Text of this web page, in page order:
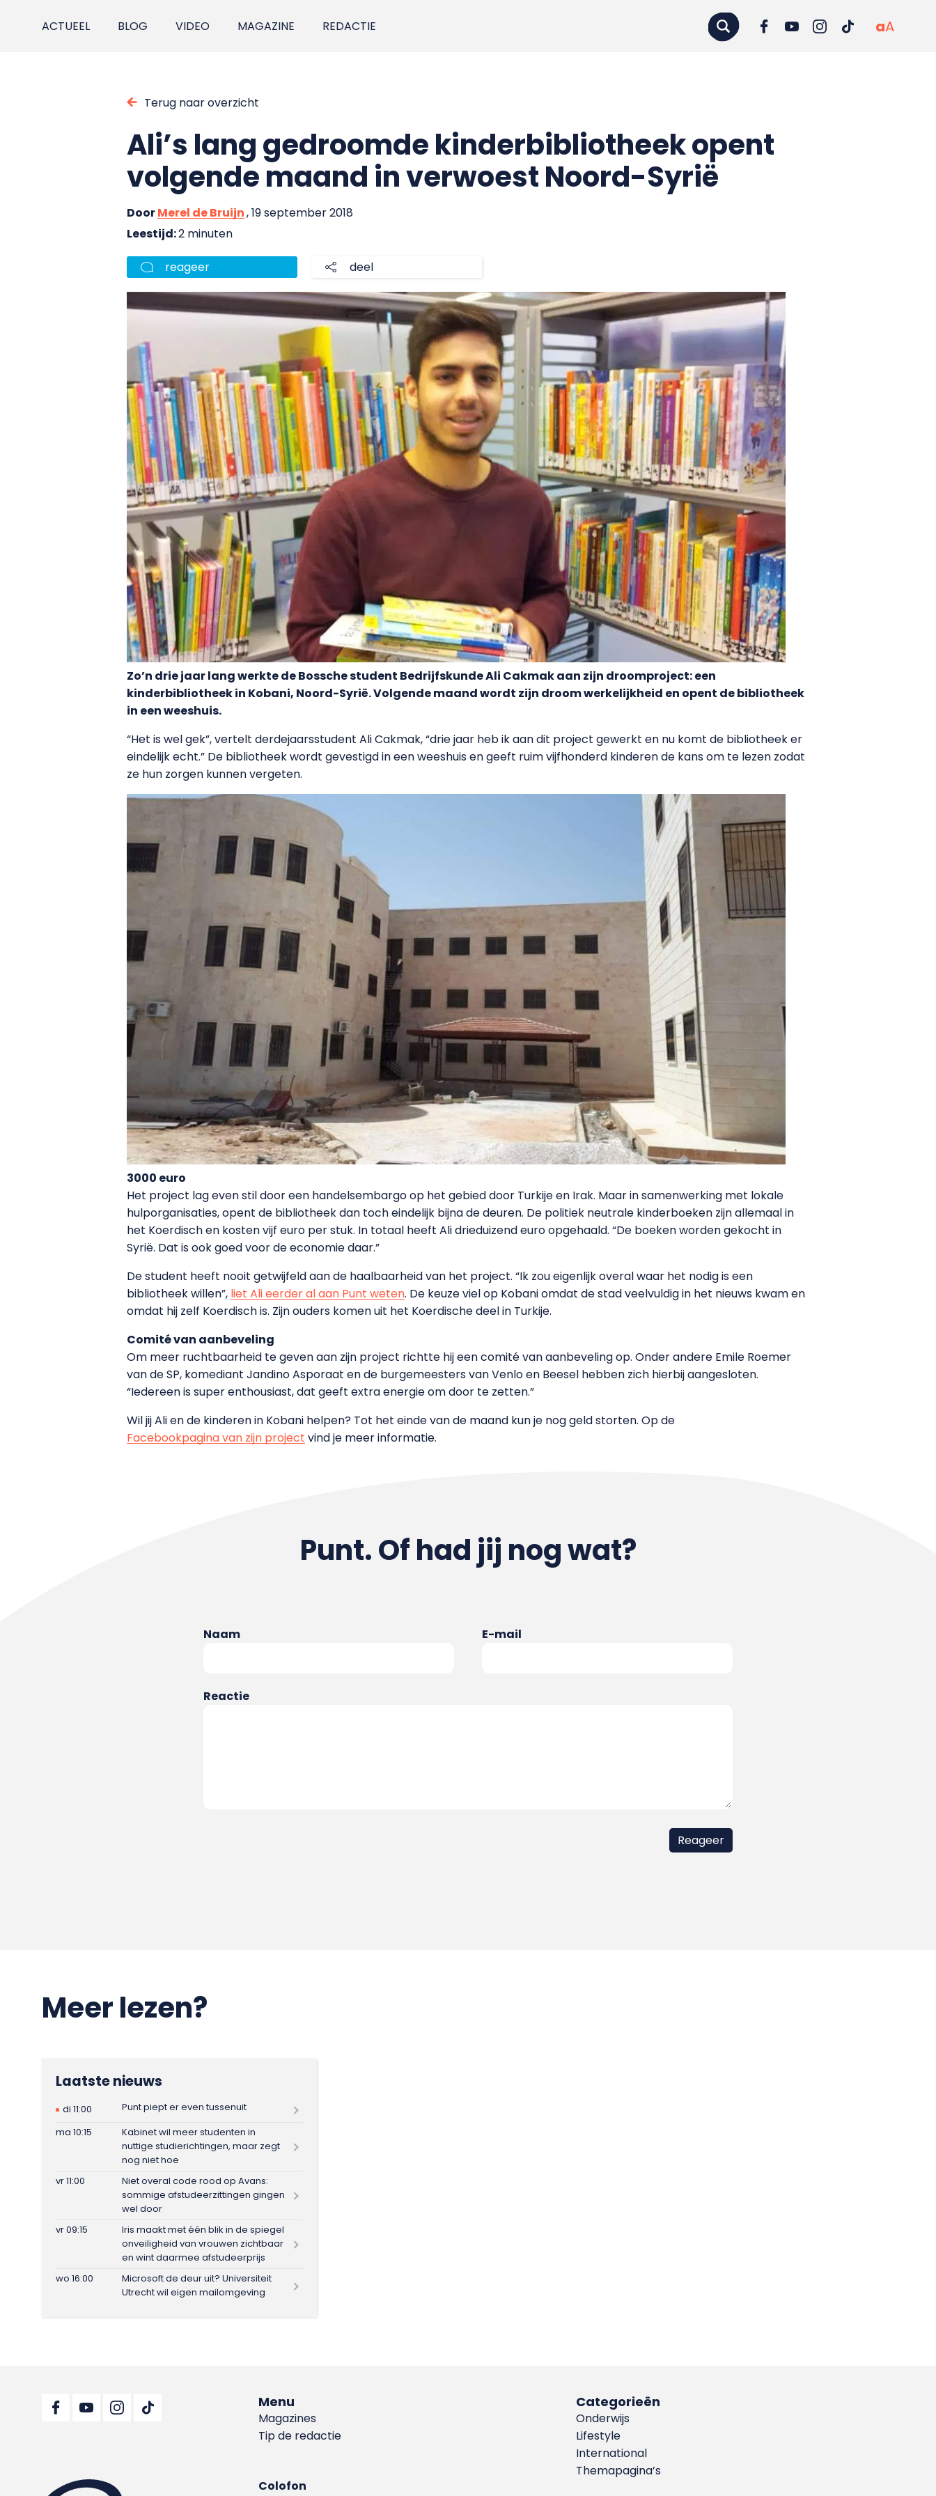
ACTUEEL BLOG VIDEO MAGAZINE REDACTIE aA
Terug naar overzicht
Ali’s lang gedroomde kinderbibliotheek opent
volgende maand in verwoest Noord-Syrië
DoorMerel de Bruijn, 19 september 2018
Leestijd:2 minuten
reageer deel
Zo’n drie jaar lang werkte de Bossche student Bedrijfskunde Ali Cakmak aan zijn droomproject: een
kinderbibliotheek in Kobani, Noord-Syrië. Volgende maand wordt zijn droom werkelijkheid en opent de bibliotheek
in een weeshuis.
“Het is wel gek”, vertelt derdejaarsstudent Ali Cakmak, “drie jaar heb ik aan dit project gewerkt en nu komt de bibliotheek er
eindelijk echt.” De bibliotheek wordt gevestigd in een weeshuis en geeft ruim vijfhonderd kinderen de kans om te lezen zodat
ze hun zorgen kunnen vergeten.
3000 euro
Het project lag even stil door een handelsembargo op het gebied door Turkije en Irak. Maar in samenwerking met lokale
hulporganisaties, opent de bibliotheek dan toch eindelijk bijna de deuren. De politiek neutrale kinderboeken zijn allemaal in
het Koerdisch en kosten vijf euro per stuk. In totaal heeft Ali drieduizend euro opgehaald. “De boeken worden gekocht in
Syrië. Dat is ook goed voor de economie daar.”
De student heeft nooit getwijfeld aan de haalbaarheid van het project. “Ik zou eigenlijk overal waar het nodig is een
bibliotheek willen”, liet Ali eerder al aan Punt weten. De keuze viel op Kobani omdat de stad veelvuldig in het nieuws kwam en
omdat hij zelf Koerdisch is. Zijn ouders komen uit het Koerdische deel in Turkije.
Comité van aanbeveling
Om meer ruchtbaarheid te geven aan zijn project richtte hij een comité van aanbeveling op. Onder andere Emile Roemer
van de SP, komediant Jandino Asporaat en de burgemeesters van Venlo en Beesel hebben zich hierbij aangesloten.
“Iedereen is super enthousiast, dat geeft extra energie om door te zetten.”
Wil jij Ali en de kinderen in Kobani helpen? Tot het einde van de maand kun je nog geld storten. Op de
Facebookpagina van zijn project vind je meer informatie.
Punt. Of had jij nog wat?
Naam E-mail
Reactie
Meer lezen?
Laatste nieuws
di 11:00
Punt piept er even tussenuit
ma 10:15
Kabinet wil meer studenten in
nuttige studierichtingen, maar zegt
nog niet hoe
vr 11:00
Niet overal code rood op Avans:
sommige afstudeerzittingen gingen
wel door
vr 09:15
Iris maakt met één blik in de spiegel
onveiligheid van vrouwen zichtbaar
en wint daarmee afstudeerprijs
wo 16:00
Microsoft de deur uit? Universiteit
Utrecht wil eigen mailomgeving
Menu
Magazines
Tip de redactie
Categorieën
Onderwijs
Lifestyle
International
Themapagina’s
Colofon